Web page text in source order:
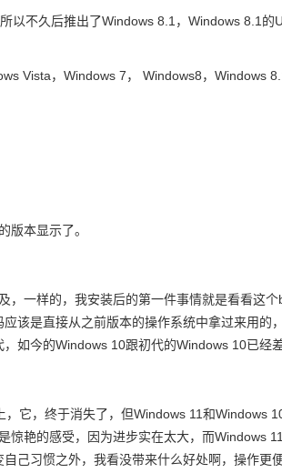
以不久后推出了Windows 8.1，Windows 8.1的
Vista，Windows 7， Windows8，Windows
版本显示了。
，一样的，我安装后的第一件事情就是看看
该是直接从之前版本的操作系统中拿过来用
如今的Windows 10跟初代的Windows 10已经
它，终于消失了，但Windows 11和Windows
惊艳的感受，因为进步实在太大，而Windows
己习惯之外，我看没带来什么好处啊，操作